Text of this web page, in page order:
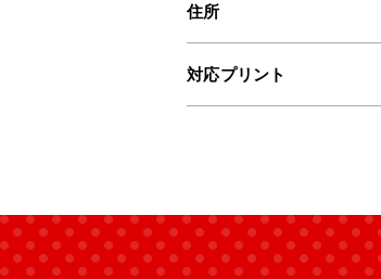
住所
対応プリント